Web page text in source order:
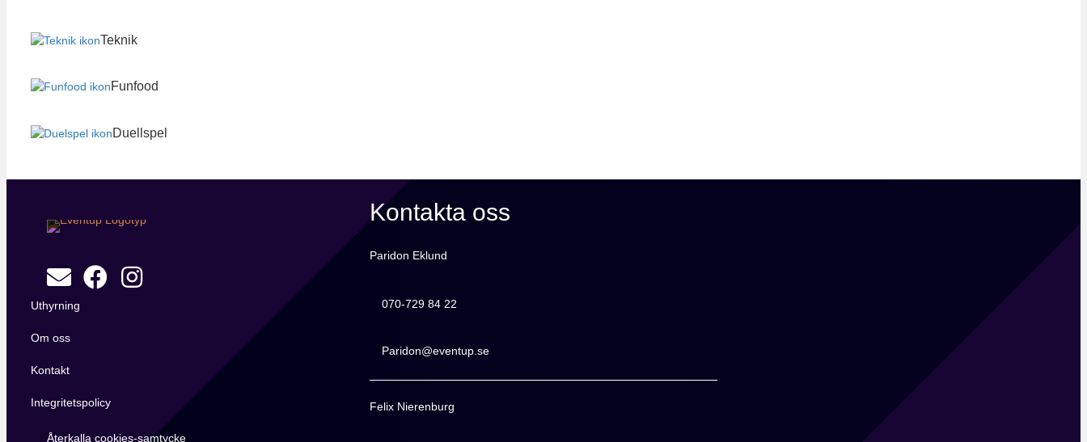
Teknik
Funfood
Duellspel
Uthyrning
Om oss
Kontakt
Integritetspolicy
Återkalla cookies-samtycke
Kontakta oss
Paridon Eklund
070-729 84 22
070-729 84 22
Paridon@eventup.se
Paridon@eventup.se
Felix Nierenburg